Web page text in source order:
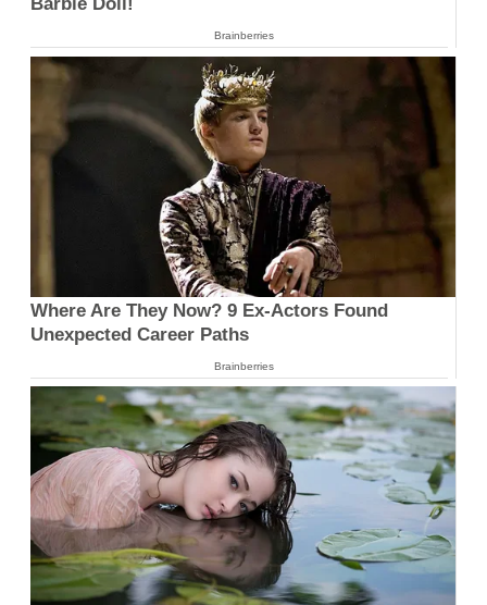
Brainberries
Where Are They Now? 9 Ex-Actors Found
Unexpected Career Paths
Brainberries